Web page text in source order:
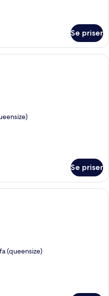
Se priser
Sengetøy av topp kvalitet, dundyner
Se priser
Sengetøy av topp kvalitet, dundyner
(queensize)